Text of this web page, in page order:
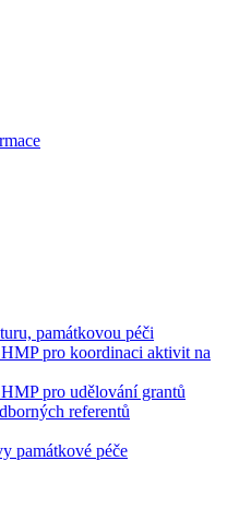
památkovou péči
pro koordinaci aktivit na
pro udělování grantů
referentů
památkové péče